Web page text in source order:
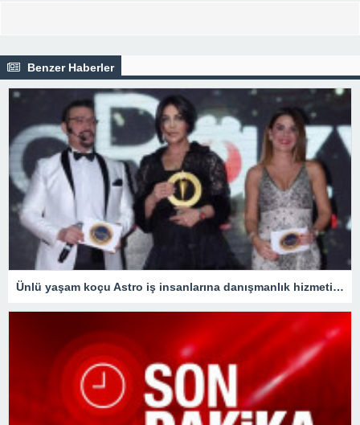
Benzer Haberler
Ünlü yaşam koçu Astro iş insanlarına danışmanlık hizmeti veriyor